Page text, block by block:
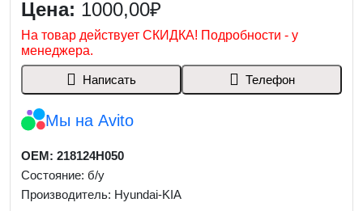
Цена: 1000,00₽
На товар действует СКИДКА! Подробности - у
менеджера.
Написать Телефон
Мы на Avito
OEM: 218124H050
Состояние: б/у
Производитель: Hyundai-KIA